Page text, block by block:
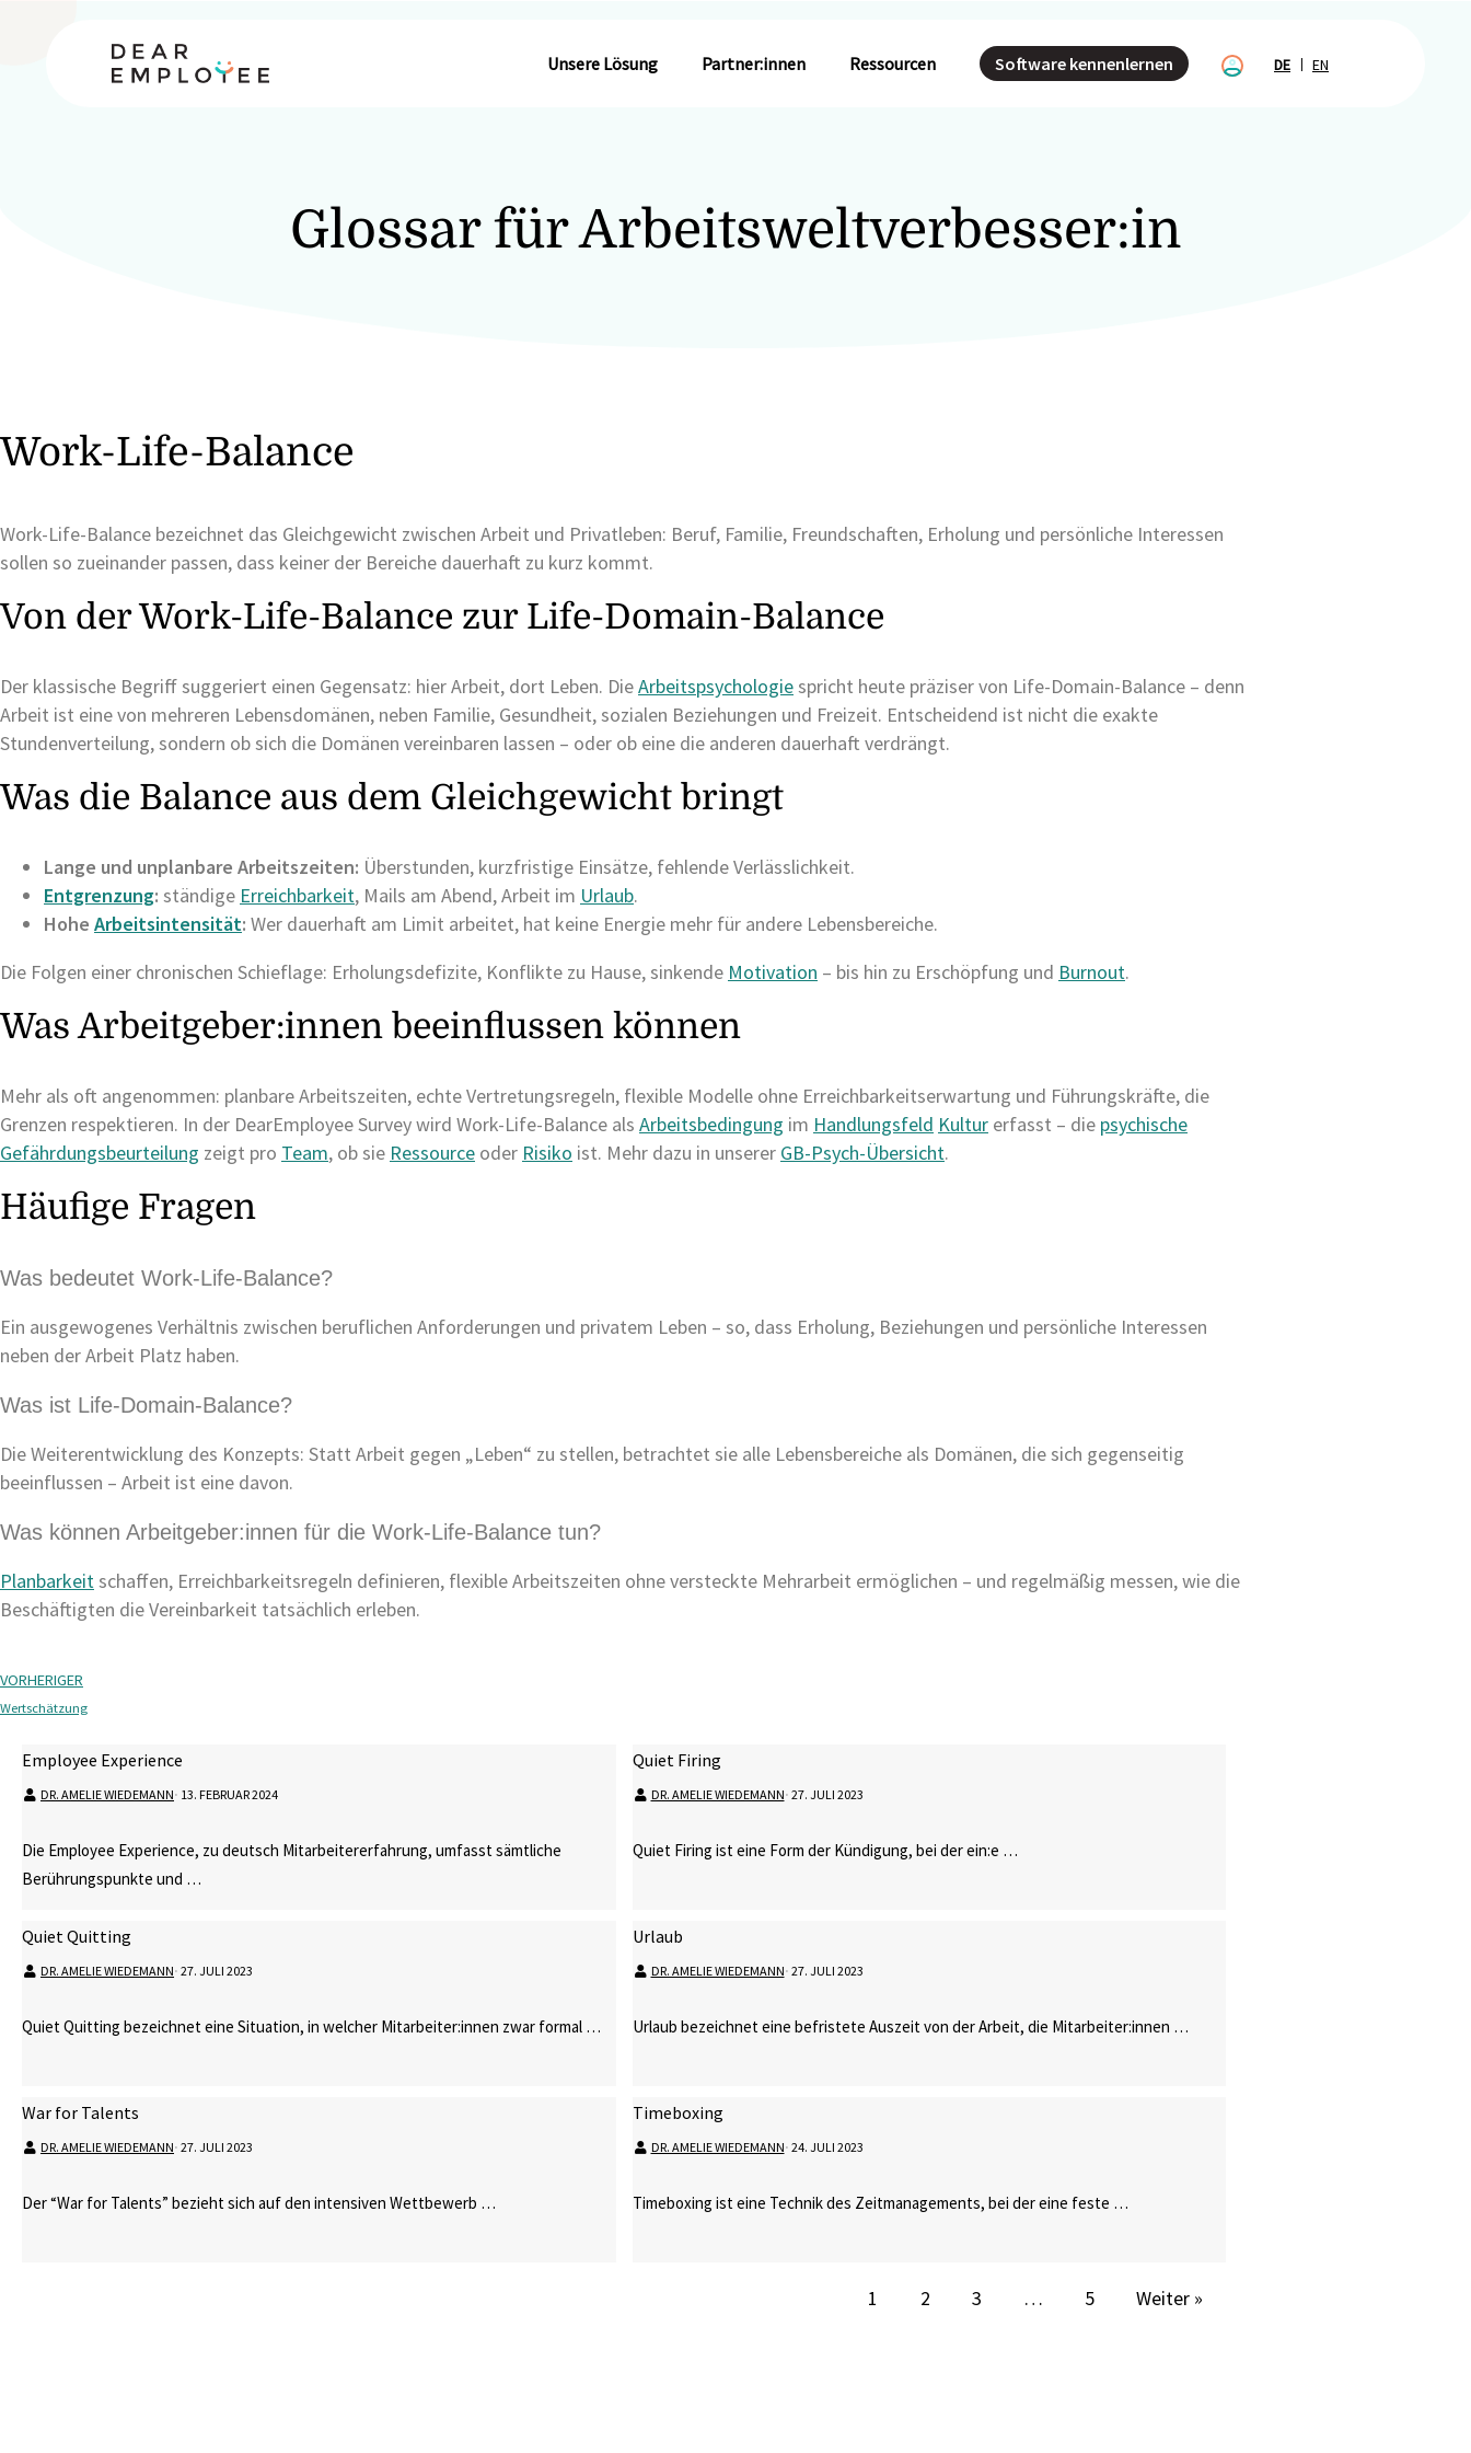
Unsere Lösung Partner:innen Ressourcen Software kennenlernen DE EN
Glossar für Arbeitsweltverbesser:in
Work-Life-Balance
Work-Life-Balance bezeichnet das Gleichgewicht zwischen Arbeit und Privatleben: Beruf, Familie, Freundschaften, Erholung und persönliche Interessen
sollen so zueinander passen, dass keiner der Bereiche dauerhaft zu kurz kommt.
Von der Work-Life-Balance zur Life-Domain-Balance
Der klassische Begriff suggeriert einen Gegensatz: hier Arbeit, dort Leben. DieArbeitspsychologiespricht heute präziser von Life-Domain-Balance – denn
Arbeit ist eine von mehreren Lebensdomänen, neben Familie, Gesundheit, sozialen Beziehungen und Freizeit. Entscheidend ist nicht die exakte
Stundenverteilung, sondern ob sich die Domänen vereinbaren lassen – oder ob eine die anderen dauerhaft verdrängt.
Was die Balance aus dem Gleichgewicht bringt
Lange und unplanbare Arbeitszeiten: Überstunden, kurzfristige Einsätze, fehlende Verlässlichkeit.
Entgrenzung: ständige Erreichbarkeit, Mails am Abend, Arbeit im Urlaub.
Hohe Arbeitsintensität: Wer dauerhaft am Limit arbeitet, hat keine Energie mehr für andere Lebensbereiche.
Die Folgen einer chronischen Schieflage: Erholungsdefizite, Konflikte zu Hause, sinkende Motivation – bis hin zu Erschöpfung und Burnout.
Was Arbeitgeber:innen beeinflussen können
Mehr als oft angenommen: planbare Arbeitszeiten, echte Vertretungsregeln, flexible Modelle ohne Erreichbarkeitserwartung und Führungskräfte, die
Grenzen respektieren. In der DearEmployee Survey wird Work-Life-Balance als Arbeitsbedingung im Handlungsfeld Kultur erfasst – die psychische
Gefährdungsbeurteilung zeigt pro Team, ob sie Ressource oder Risiko ist. Mehr dazu in unserer GB-Psych-Übersicht.
Häufige Fragen
Was bedeutet Work-Life-Balance?
Ein ausgewogenes Verhältnis zwischen beruflichen Anforderungen und privatem Leben – so, dass Erholung, Beziehungen und persönliche Interessen
neben der Arbeit Platz haben.
Was ist Life-Domain-Balance?
Die Weiterentwicklung des Konzepts: Statt Arbeit gegen „Leben“ zu stellen, betrachtet sie alle Lebensbereiche als Domänen, die sich gegenseitig
beeinflussen – Arbeit ist eine davon.
Was können Arbeitgeber:innen für die Work-Life-Balance tun?
Planbarkeitschaffen, Erreichbarkeitsregeln definieren, flexible Arbeitszeiten ohne versteckte Mehrarbeit ermöglichen – und regelmäßig messen, wie die
Beschäftigten die Vereinbarkeit tatsächlich erleben.
VORHERIGER
Wertschätzung
Employee Experience
DR. AMELIE WIEDEMANN⋅ 13. FEBRUAR 2024
Die Employee Experience, zu deutsch Mitarbeitererfahrung, umfasst sämtliche
Berührungspunkte und …
Quiet Firing
DR. AMELIE WIEDEMANN⋅ 27. JULI 2023
Quiet Firing ist eine Form der Kündigung, bei der ein:e …
Quiet Quitting
DR. AMELIE WIEDEMANN⋅ 27. JULI 2023
Quiet Quitting bezeichnet eine Situation, in welcher Mitarbeiter:innen zwar formal …
Urlaub
DR. AMELIE WIEDEMANN⋅ 27. JULI 2023
Urlaub bezeichnet eine befristete Auszeit von der Arbeit, die Mitarbeiter:innen …
War for Talents
DR. AMELIE WIEDEMANN⋅ 27. JULI 2023
Der “War for Talents” bezieht sich auf den intensiven Wettbewerb …
Timeboxing
DR. AMELIE WIEDEMANN⋅ 24. JULI 2023
Timeboxing ist eine Technik des Zeitmanagements, bei der eine feste …
1 2 3 … 5 Weiter »